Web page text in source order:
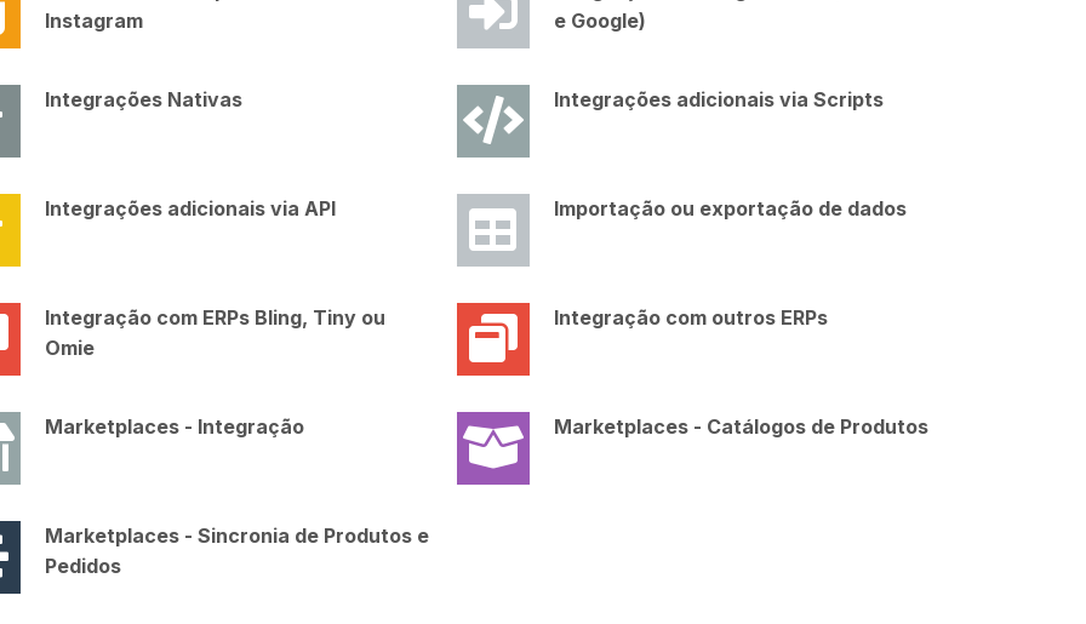
Instagram
e Google)
Integrações Nativas Integrações adicionais via Scripts
Integrações adicionais via API Importação ou exportação de dados
Integração com ERPs Bling, Tiny ou
Omie
Integração com outros ERPs
Marketplaces - Integração Marketplaces - Catálogos de Produtos
Marketplaces - Sincronia de Produtos e
Pedidos